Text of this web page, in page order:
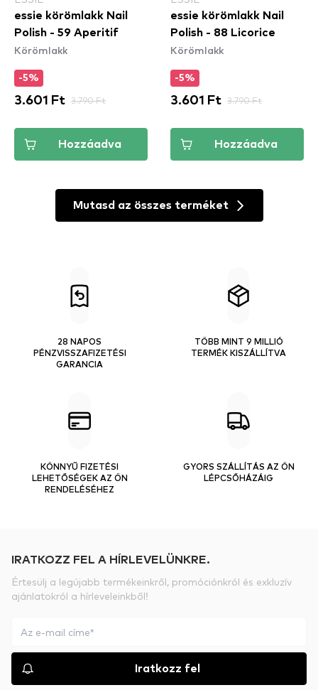
essie körömlakk Nail
Polish - 59 Aperitif
Körömlakk
-5%
3.601 Ft 3.790 Ft
Hozzáadva
essie körömlakk Nail
Polish - 88 Licorice
Körömlakk
-5%
3.601 Ft 3.790 Ft
Hozzáadva
Mutasd az összes terméket
28 NAPOS
PÉNZVISSZAFIZETÉSI
GARANCIA
TÖBB MINT 9 MILLIÓ
TERMÉK KISZÁLLÍTVA
KÖNNYŰ FIZETÉSI
LEHETŐSÉGEK AZ ÖN
RENDELÉSÉHEZ
GYORS SZÁLLÍTÁS AZ ÖN
LÉPCSŐHÁZÁIG
IRATKOZZ FEL A HÍRLEVELÜNKRE.
Értesülj a legújabb termékeinkről, promóciónkról és exkluzív
ajánlatokról a hírleveleinkből!
Iratkozz fel